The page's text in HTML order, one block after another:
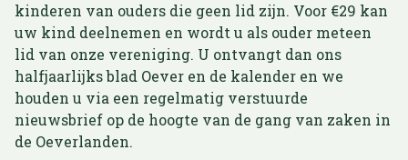
kinderen van ouders die geen lid zijn. Voor €29 kan
uw kind deelnemen en wordt u als ouder meteen
lid van onze vereniging. U ontvangt dan ons
halfjaarlijks blad Oever en de kalender en we
houden u via een regelmatig verstuurde
nieuwsbrief op de hoogte van de gang van zaken in
de Oeverlanden.